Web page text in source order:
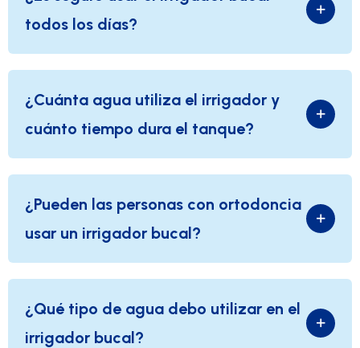
todos los días?
¿Cuánta agua utiliza el irrigador y
cuánto tiempo dura el tanque?
¿Pueden las personas con ortodoncia
usar un irrigador bucal?
¿Qué tipo de agua debo utilizar en el
irrigador bucal?